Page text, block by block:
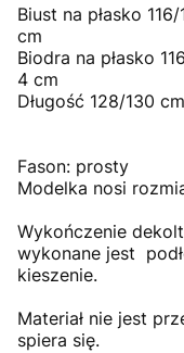
Biust na płasko
cm
Biodra na płasko
4 cm
Długość 128/130 cm
Fason: prosty
Modelka nosi
Wykończenie
wykonane jest
kieszenie.
Materiał nie jest
spiera się.